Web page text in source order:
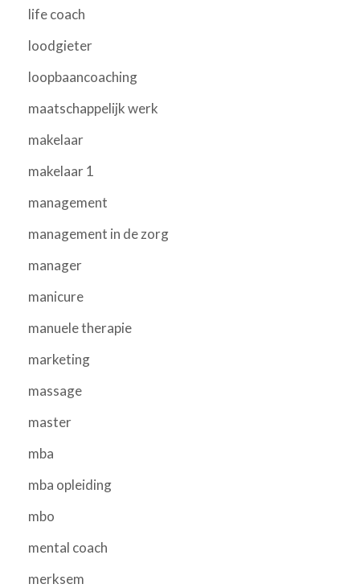
life coach
loodgieter
loopbaancoaching
maatschappelijk werk
makelaar
makelaar 1
management
management in de zorg
manager
manicure
manuele therapie
marketing
massage
master
mba
mba opleiding
mbo
mental coach
merksem